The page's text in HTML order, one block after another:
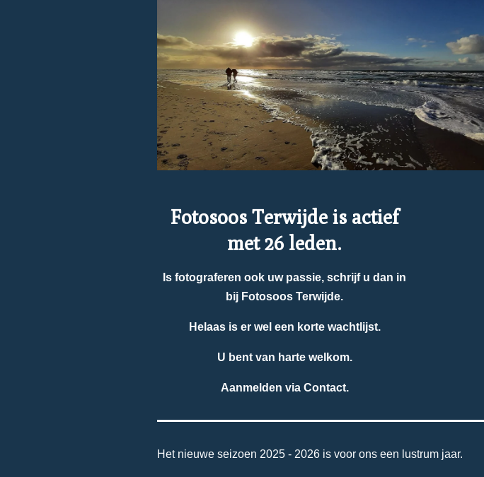
Fotosoos Terwijde is actief
met 26 leden.
Is fotograferen ook uw passie, schrijf u dan in
bij Fotosoos Terwijde.
Helaas is er wel een korte wachtlijst.
U bent van harte welkom.
Aanmelden via Contact.
Het nieuwe seizoen 2025 - 2026 is voor ons een lustrum jaar.